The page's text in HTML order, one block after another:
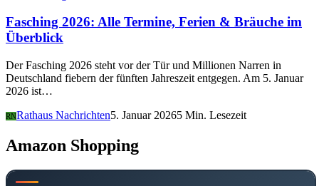
Fasching 2026: Alle Termine, Ferien & Bräuche im
Überblick
Der Fasching 2026 steht vor der Tür und Millionen Narren in
Deutschland fiebern der fünften Jahreszeit entgegen. Am 5. Januar
2026 ist…
RNRathaus Nachrichten5. Januar 20265 Min. Lesezeit
Amazon Shopping